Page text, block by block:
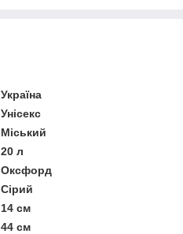
Україна
Унісекс
Міський
20 л
Оксфорд
Сірий
14 см
44 см